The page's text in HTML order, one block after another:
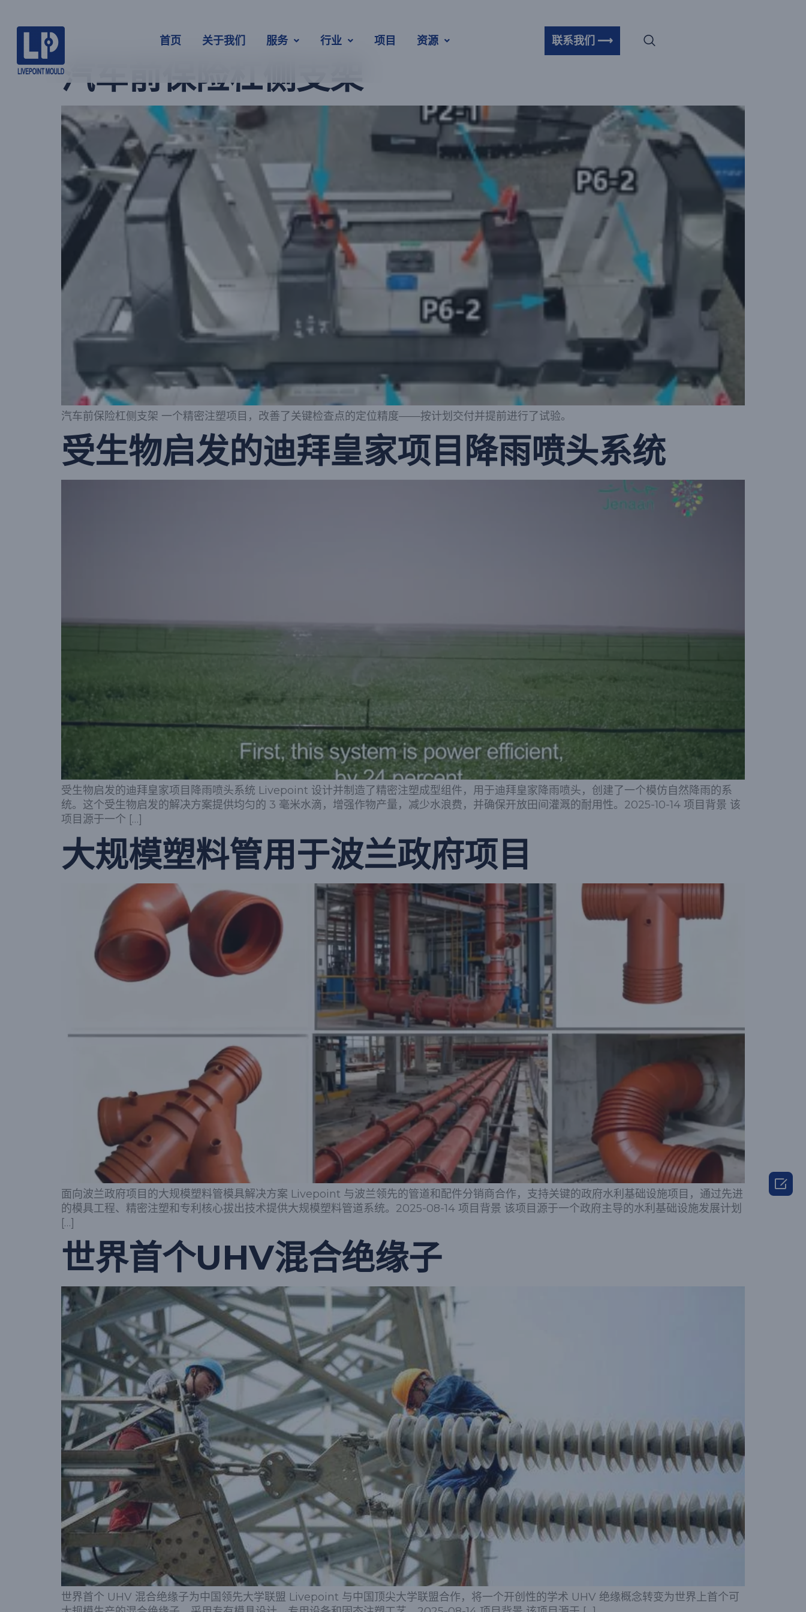
首页 关于我们 服务 行业 项目 资源 联系我们 ⟶
分类： 项目
汽车前保险杠侧支架
汽车前保险杠侧支架 一个精密注塑项目，改善了关键检查点的定位精度——按计划交付并提前进行了试验。
受生物启发的迪拜皇家项目降雨喷头系统
受生物启发的迪拜皇家项目降雨喷头系统 Livepoint 设计并制造了精密注塑成型组件，用于迪拜皇家降雨喷头，创建了一个模仿自然降雨的系
统。这个受生物启发的解决方案提供均匀的 3 毫米水滴，增强作物产量，减少水浪费，并确保开放田间灌溉的耐用性。2025-10-14 项目背景 该
项目源于一个 […]
大规模塑料管用于波兰政府项目
面向波兰政府项目的大规模塑料管模具解决方案 Livepoint 与波兰领先的管道和配件分销商合作，支持关键的政府水利基础设施项目，通过先进
的模具工程、精密注塑和专利核心拔出技术提供大规模塑料管道系统。2025-08-14 项目背景 该项目源于一个政府主导的水利基础设施发展计划
[…]
世界首个UHV混合绝缘子
世界首个 UHV 混合绝缘子为中国领先大学联盟 Livepoint 与中国顶尖大学联盟合作，将一个开创性的学术 UHV 绝缘概念转变为世界上首个可
